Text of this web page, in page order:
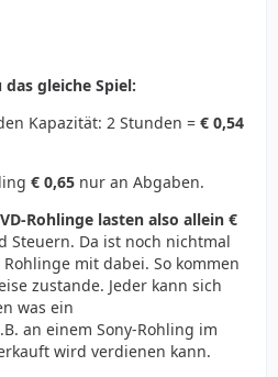
das gleiche Spiel:
Kapazität: 2 Stunden = € 0,54
€ 0,65 nur an Abgaben.
Rohlinge lasten also allein €
Steuern. Da ist noch nichtmal
mit dabei. So kommen
zustande. Jeder kann sich
was ein
an einem Sony-Rohling im
wird verdienen kann.